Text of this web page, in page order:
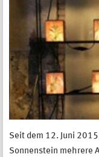
Seit dem 12. Juni
Sonnenstein mehrere